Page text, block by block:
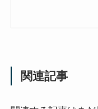
関連記事